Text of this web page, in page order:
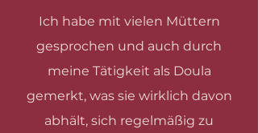
Ich habe mit vielen Müttern
gesprochen und auch durch
meine Tätigkeit als Doula
gemerkt, was sie wirklich davon
abhält, sich regelmäßig zu